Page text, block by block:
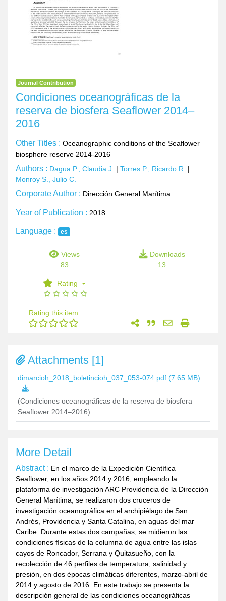
Journal Contribution
Condiciones oceanográficas de la
reserva de biosfera Seaflower 2014–
2016
Other Titles : Oceanographic conditions of the Seaflower
biosphere reserve 2014-2016
Authors : Dagua P., Claudia J. | Torres P., Ricardo R.
|
Monroy S., Julio C.
Corporate Author : Dirección General Marítima
Year of Publication : 2018
Language : es
Views
83
Downloads
13
Rating
Rating this item
Attachments [1]
dimarcioh_2018_boletincioh_037_053-074.pdf (7.65 MB)
(Condiciones oceanográficas de la reserva de biosfera
Seaflower 2014–2016)
More Detail
Abstract : En el marco de la Expedición Científica
Seaflower, en los años 2014 y 2016, empleando la
plataforma de investigación ARC Providencia de la Dirección
General Marítima, se realizaron dos cruceros de
investigación oceanográfica en el archipiélago de San
Andrés, Providencia y Santa Catalina, en aguas del mar
Caribe. Durante estas dos campañas, se midieron las
condiciones físicas de la columna de agua entre las islas
cayos de Roncador, Serrana y Quitasueño, con la
recolección de 46 perfiles de temperatura, salinidad y
presión, en dos épocas climáticas diferentes, marzo-abril de
2014 y agosto de 2016. En este trabajo se presenta la
descripción general de las condiciones oceanográficas